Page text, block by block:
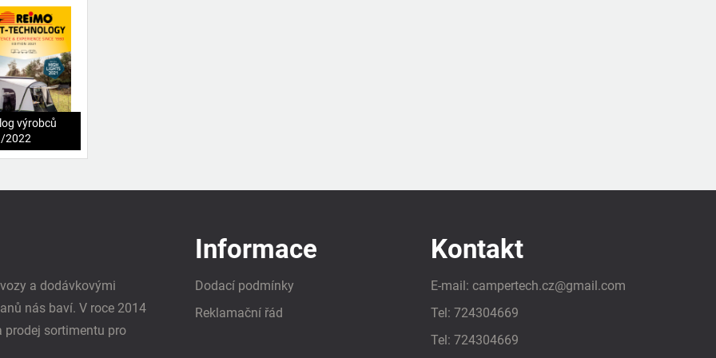
výrobců
2022
a dodávkovými
nás baví. V roce 2014
prodej sortimentu pro
Informace
Dodací podmínky
Reklamační řád
Kontakt
E-mail: campertech.cz@gmail.com
Tel: 724304669
Tel: 724304669